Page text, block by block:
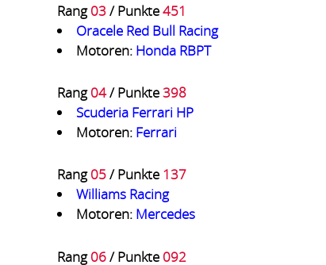
Rang03/ Punkte451
Oracele Red Bull Racing
Motoren: Honda RBPT
Rang04/ Punkte398
Scuderia Ferrari HP
Motoren: Ferrari
Rang05/ Punkte 137
Williams Racing
Motoren: Mercedes
Rang06/ Punkte 092